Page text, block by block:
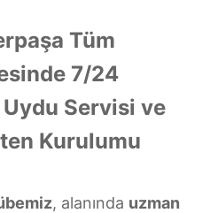
Tüm
7/24
Servisi ve
Kurulumu
, alanında uzman